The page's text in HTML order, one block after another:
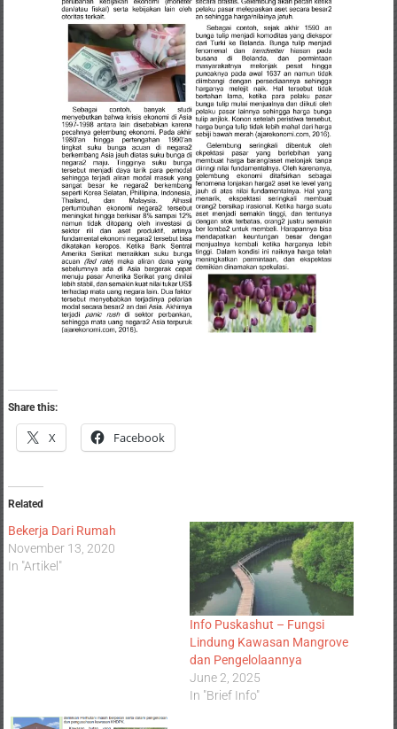
Share this:
X Facebook
Related
Bekerja Dari Rumah
November 13, 2020
In "Artikel"
Info Puskashut – Fungsi
Lindung Kawasan Mangrove
dan Pengelolaannya
June 2, 2025
In "Brief Info"